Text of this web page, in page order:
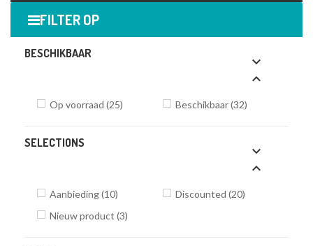
FILTER OP
BESCHIKBAAR


Op voorraad (25) Beschikbaar(32)
SELECTIONS


Aanbieding(10) Discounted (20)
Nieuw product (3)